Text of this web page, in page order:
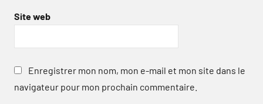
Site web
Enregistrer mon nom, mon e-mail et mon site dans le
navigateur pour mon prochain commentaire.